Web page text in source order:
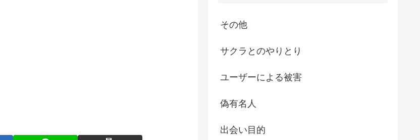
その他
サクラとのやりとり
ユーザーによる被害
偽有名人
出会い目的